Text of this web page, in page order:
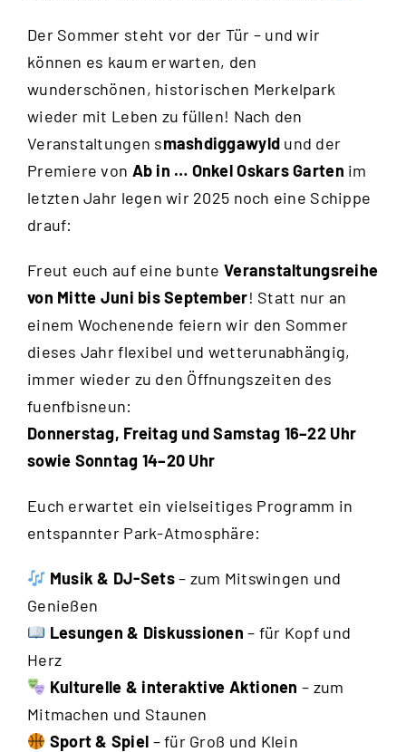
Der Sommer steht vor der Tür – und wir
können es kaum erwarten, den
wunderschönen, historischen Merkelpark
wieder mit Leben zu füllen! Nach den
Veranstaltungen smashdiggawyld und der
Premiere von Ab in … Onkel Oskars Garten im
letzten Jahr legen wir 2025 noch eine Schippe
drauf:
Freut euch auf eine bunteVeranstaltungsreihe
von Mitte Juni bis September! Statt nur an
einem Wochenende feiern wir den Sommer
dieses Jahr flexibel und wetterunabhängig,
immer wieder zu den Öffnungszeiten des
fuenfbisneun:
Donnerstag, Freitag und Samstag 16–22 Uhr
sowie Sonntag 14–20 Uhr
Euch erwartet ein vielseitiges Programm in
entspannter Park-Atmosphäre:
Musik & DJ-Sets– zum Mitswingen und
Genießen
Lesungen & Diskussionen – für Kopf und
Herz
Kulturelle & interaktive Aktionen – zum
Mitmachen und Staunen
Sport & Spiel – für Groß und Klein